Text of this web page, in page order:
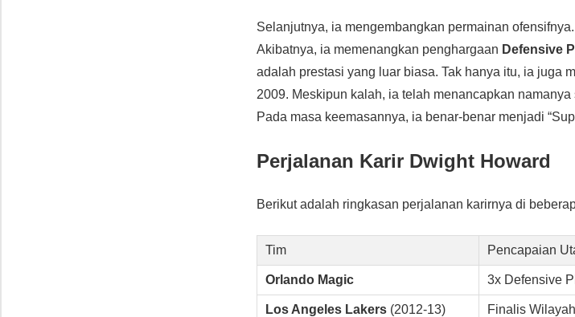
Selanjutnya, ia mengembangkan permainan
Akibatnya, ia memenangkan penghargaan Defensive
adalah prestasi yang luar biasa. Tak hanya itu, ia juga
2009. Meskipun kalah, ia telah menancapkan
Pada masa keemasannya, ia benar-benar menjadi
Perjalanan Karir Dwight Howard
Berikut adalah ringkasan perjalanan karirnya di
Tim Pencapaian
Orlando Magic 3x Defensive
Los Angeles Lakers(2012-13) Finalis